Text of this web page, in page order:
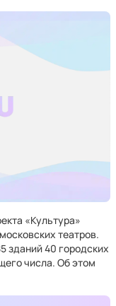
«Культура»
театров.
зданий 40 городских
числа. Об этом